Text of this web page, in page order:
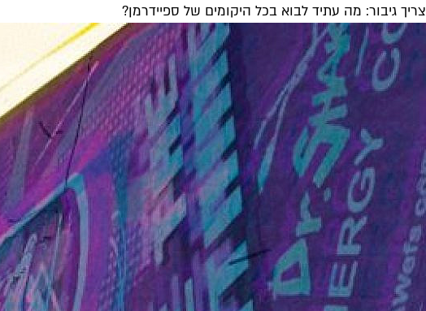
צריך גיבור: מה עתיד לבוא בכל היקומים של ספיידרמן?